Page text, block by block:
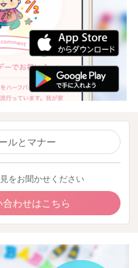
ルとマナー
をお聞かせください
わせはこちら